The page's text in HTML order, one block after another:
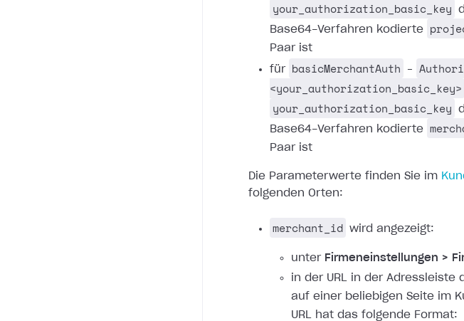
your_authorization_basic_key
Base64-Verfahren kodierte
Paar ist
für basicMerchantAuth –
<your_authorization_basic_key>
your_authorization_basic_key
Base64-Verfahren kodierte
Paar ist
Die Parameterwerte finden Sie im
folgenden Orten:
merchant_id wird angezeigt:
unter Firmeneinstellungen >
in der URL in der Adressleiste
auf einer beliebigen Seite im
URL hat das folgende Format: